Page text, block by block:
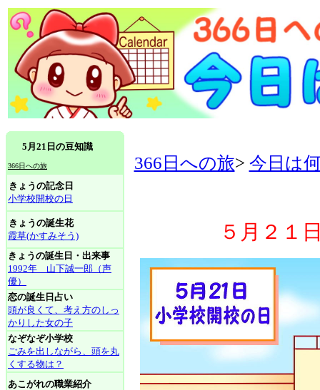
5月21日の豆知識
366日への旅
きょうの記念日
小学校開校の日
きょうの誕生花
霞草(かすみそう)
きょうの誕生日・出来事
1992年 山下誠一郎（声
優）
恋の誕生日占い
頭が良くて、考え方のしっ
かりした女の子
なぞなぞ小学校
ごみを出しながら、頭を丸
くする物は？
あこがれの職業紹介
366日への旅> 今日は
５月２１